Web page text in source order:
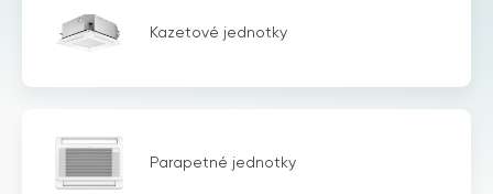
Kazetové jednotky
Parapetné jednotky